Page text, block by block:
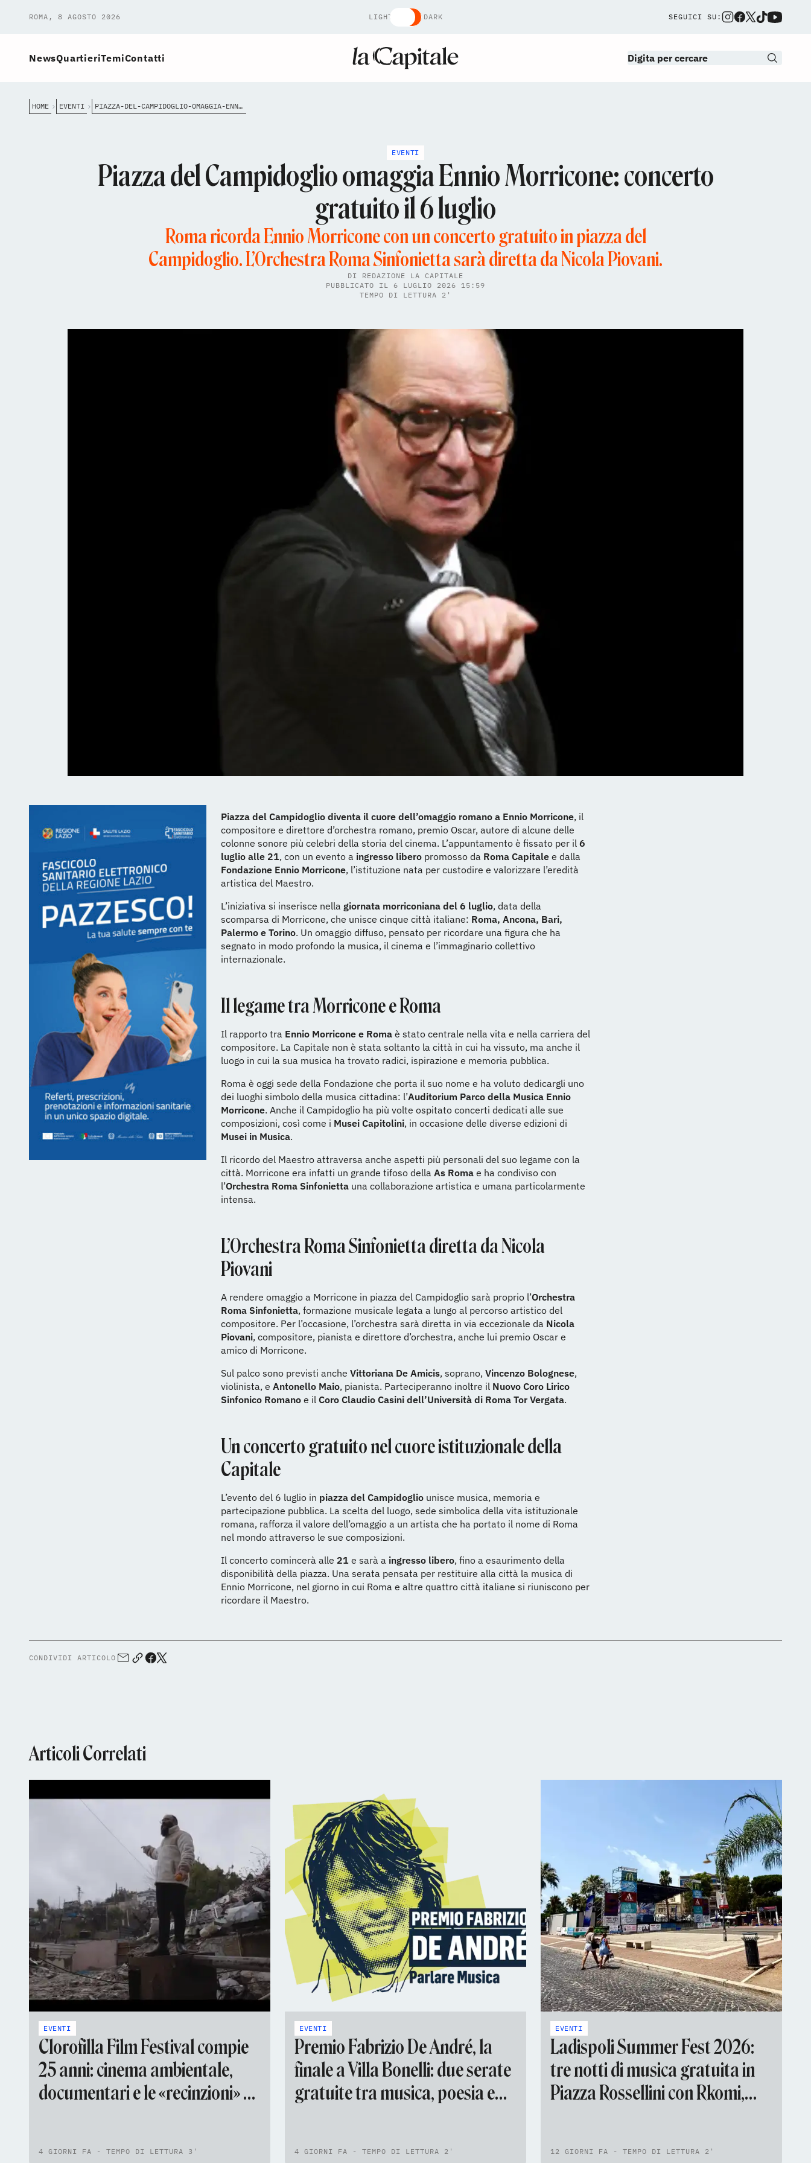
ROMA, 8 AGOSTO 2026 LIGHT DARK SEGUICI SU:
NewsQuartieriTemiContatti
HOME EVENTI PIAZZA-DEL-CAMPIDOGLIO-OMAGGIA-ENNIO-MORRICONE-CONCERTO-GRATUITO-IL-6-LUGLIO
EVENTI
Piazza del Campidoglio omaggia Ennio Morricone: concerto
gratuito il 6 luglio
Roma ricorda Ennio Morricone con un concerto gratuito in piazza del
Campidoglio. L’Orchestra Roma Sinfonietta sarà diretta da Nicola Piovani.
DI REDAZIONE LA CAPITALE
PUBBLICATO IL 6 LUGLIO 2026 15:59
TEMPO DI LETTURA 2'
Piazza del Campidoglio diventa il cuore dell’omaggio romano a Ennio Morricone, il
compositore e direttore d’orchestra romano, premio Oscar, autore di alcune delle
colonne sonore più celebri della storia del cinema. L’appuntamento è fissato per il 6
luglio alle 21, con un evento a ingresso libero promosso da Roma Capitale e dalla
Fondazione Ennio Morricone, l’istituzione nata per custodire e valorizzare l’eredità
artistica del Maestro.
L’iniziativa si inserisce nella giornata morriconiana del 6 luglio, data della
scomparsa di Morricone, che unisce cinque città italiane: Roma, Ancona, Bari,
Palermo e Torino. Un omaggio diffuso, pensato per ricordare una figura che ha
segnato in modo profondo la musica, il cinema e l’immaginario collettivo
internazionale.
Il legame tra Morricone e Roma
Il rapporto tra Ennio Morricone e Roma è stato centrale nella vita e nella carriera del
compositore. La Capitale non è stata soltanto la città in cui ha vissuto, ma anche il
luogo in cui la sua musica ha trovato radici, ispirazione e memoria pubblica.
Roma è oggi sede della Fondazione che porta il suo nome e ha voluto dedicargli uno
dei luoghi simbolo della musica cittadina: l’Auditorium Parco della Musica Ennio
Morricone. Anche il Campidoglio ha più volte ospitato concerti dedicati alle sue
composizioni, così come i Musei Capitolini, in occasione delle diverse edizioni di
Musei in Musica.
Il ricordo del Maestro attraversa anche aspetti più personali del suo legame con la
città. Morricone era infatti un grande tifoso della As Roma e ha condiviso con
l’Orchestra Roma Sinfonietta una collaborazione artistica e umana particolarmente
intensa.
L’Orchestra Roma Sinfonietta diretta da Nicola
Piovani
A rendere omaggio a Morricone in piazza del Campidoglio sarà proprio l’Orchestra
Roma Sinfonietta, formazione musicale legata a lungo al percorso artistico del
compositore. Per l’occasione, l’orchestra sarà diretta in via eccezionale da Nicola
Piovani, compositore, pianista e direttore d’orchestra, anche lui premio Oscar e
amico di Morricone.
Sul palco sono previsti anche Vittoriana De Amicis, soprano, Vincenzo Bolognese,
violinista, e Antonello Maio, pianista. Parteciperanno inoltre il Nuovo Coro Lirico
Sinfonico Romano e il Coro Claudio Casini dell’Università di Roma Tor Vergata.
Un concerto gratuito nel cuore istituzionale della
Capitale
L’evento del 6 luglio in piazza del Campidoglio unisce musica, memoria e
partecipazione pubblica. La scelta del luogo, sede simbolica della vita istituzionale
romana, rafforza il valore dell’omaggio a un artista che ha portato il nome di Roma
nel mondo attraverso le sue composizioni.
Il concerto comincerà alle 21 e sarà a ingresso libero, fino a esaurimento della
disponibilità della piazza. Una serata pensata per restituire alla città la musica di
Ennio Morricone, nel giorno in cui Roma e altre quattro città italiane si riuniscono per
ricordare il Maestro.
CONDIVIDI ARTICOLO
Articoli Correlati
EVENTI
Clorofilla Film Festival compie
25 anni: cinema ambientale,
documentari e le «recinzioni» di
4 GIORNI FA - TEMPO DI LETTURA 3'
EVENTI
Premio Fabrizio De André, la
finale a Villa Bonelli: due serate
gratuite tra musica, poesia e
4 GIORNI FA - TEMPO DI LETTURA 2'
EVENTI
Ladispoli Summer Fest 2026:
tre notti di musica gratuita in
Piazza Rossellini con Rkomi,
12 GIORNI FA - TEMPO DI LETTURA 2'